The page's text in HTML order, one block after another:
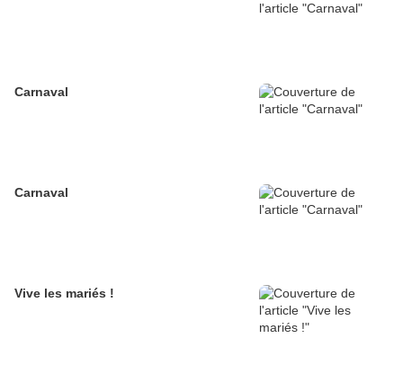
Carnaval
Carnaval
Vive les mariés !